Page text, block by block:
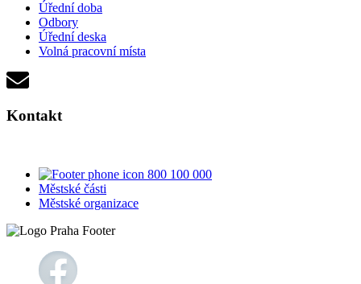
Úřední doba
Odbory
Úřední deska
Volná pracovní místa
Kontakt
800 100 000
Městské části
Městské organizace